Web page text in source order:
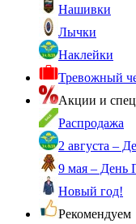
Нашивки
Лычки
Наклейки
Тревожный
Акции и
Распродажа
2 августа –
9 мая – День
Новый год!
Рекомендуем